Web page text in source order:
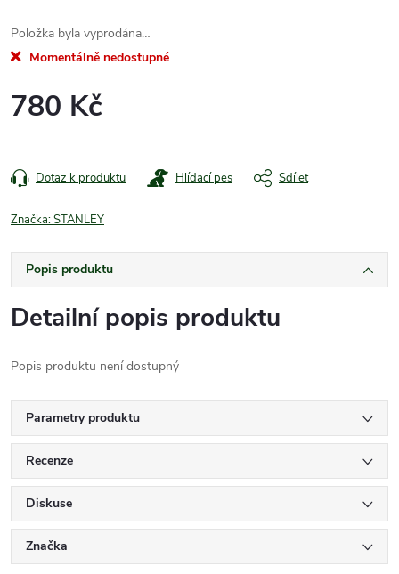
Položka byla vyprodána…
Momentálně nedostupné
780 Kč
cena:
Dotaz k produktu Hlídací pes Sdílet
Značka:STANLEY
Popis produktu
Detailní popis produktu
Popis produktu není dostupný
Parametry produktu
Recenze
Diskuse
Značka